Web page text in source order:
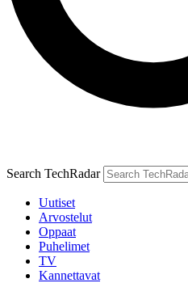
Search TechRadar
Uutiset
Arvostelut
Oppaat
Puhelimet
TV
Kannettavat